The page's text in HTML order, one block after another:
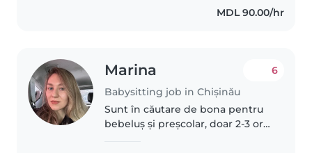
MDL 90.00/hr
Marina
Babysitting job in Chișinău
6
Sunt în căutare de bona pentru
bebeluș și preșcolar, doar 2-3 ore